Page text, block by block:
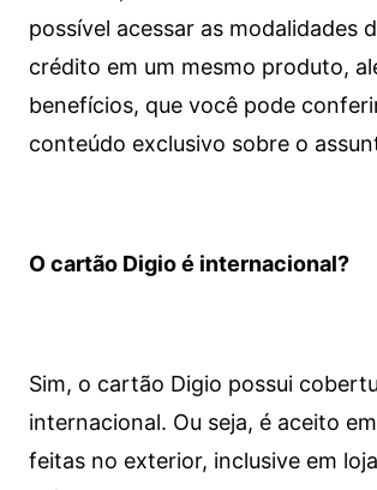
possível acessar as modalidades
crédito em um mesmo produto,
benefícios, que você pode
conteúdo exclusivo sobre o
O cartão Digio é internacional?
Sim, o cartão Digio possui
internacional. Ou seja, é aceito
feitas no exterior, inclusive em